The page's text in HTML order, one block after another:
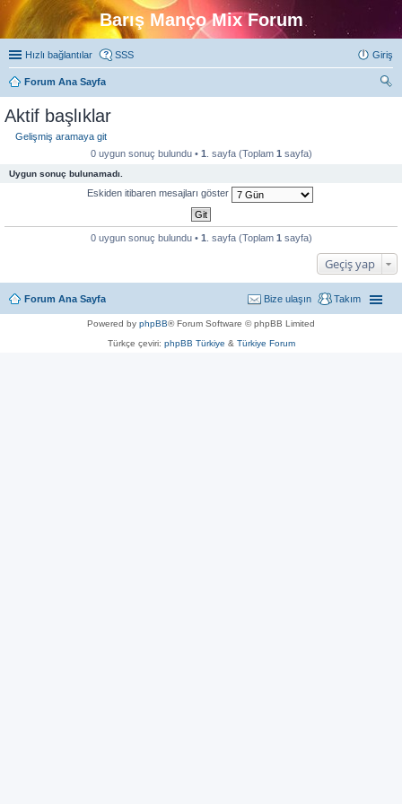
Barış Manço Mix Forum
Hızlı bağlantılar SSS Giriş
Forum Ana Sayfa
Aktif başlıklar
Gelişmiş aramaya git
0 uygun sonuç bulundu • 1 . sayfa (Toplam 1 sayfa)
Uygun sonuç bulunamadı.
Eskiden itibaren mesajları göster
0 uygun sonuç bulundu • 1 . sayfa (Toplam 1 sayfa)
Geçiş yap
Forum Ana Sayfa Takım
Bize ulaşın
Powered by phpBB® Forum Software © phpBB Limited
Türkçe çeviri: phpBB Türkiye & Türkiye Forum